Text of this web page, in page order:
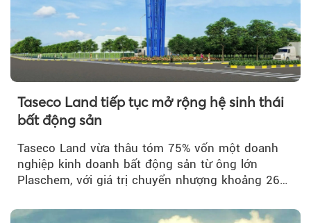
Taseco Land tiếp tục mở rộng hệ sinh thái
bất động sản
Taseco Land vừa thâu tóm 75% vốn một doanh
nghiệp kinh doanh bất động sản từ ông lớn
Plaschem, với giá trị chuyển nhượng khoảng 262